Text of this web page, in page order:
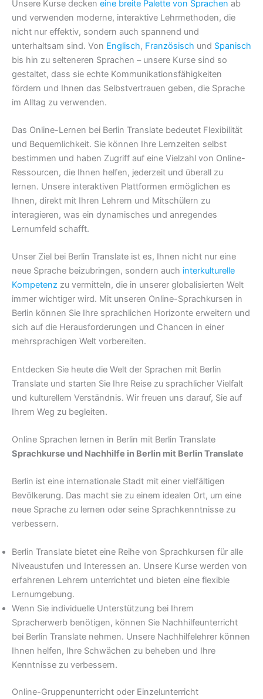
Unsere Kurse decken eine breite Palette von Sprachen ab
und verwenden moderne, interaktive Lehrmethoden, die
nicht nur effektiv, sondern auch spannend und
unterhaltsam sind. Von Englisch, Französisch und Spanisch
bis hin zu selteneren Sprachen – unsere Kurse sind so
gestaltet, dass sie echte Kommunikationsfähigkeiten
fördern und Ihnen das Selbstvertrauen geben, die Sprache
im Alltag zu verwenden.
Das Online-Lernen bei Berlin Translate bedeutet Flexibilität
und Bequemlichkeit. Sie können Ihre Lernzeiten selbst
bestimmen und haben Zugriff auf eine Vielzahl von Online-
Ressourcen, die Ihnen helfen, jederzeit und überall zu
lernen. Unsere interaktiven Plattformen ermöglichen es
Ihnen, direkt mit Ihren Lehrern und Mitschülern zu
interagieren, was ein dynamisches und anregendes
Lernumfeld schafft.
Unser Ziel bei Berlin Translate ist es, Ihnen nicht nur eine
neue Sprache beizubringen, sondern auch interkulturelle
Kompetenz zu vermitteln, die in unserer globalisierten Welt
immer wichtiger wird. Mit unseren Online-Sprachkursen in
Berlin können Sie Ihre sprachlichen Horizonte erweitern und
sich auf die Herausforderungen und Chancen in einer
mehrsprachigen Welt vorbereiten.
Entdecken Sie heute die Welt der Sprachen mit Berlin
Translate und starten Sie Ihre Reise zu sprachlicher Vielfalt
und kulturellem Verständnis. Wir freuen uns darauf, Sie auf
Ihrem Weg zu begleiten.
Online Sprachen lernen in Berlin mit Berlin Translate
Sprachkurse und Nachhilfe in Berlin mit Berlin Translate
Berlin ist eine internationale Stadt mit einer vielfältigen
Bevölkerung. Das macht sie zu einem idealen Ort, um eine
neue Sprache zu lernen oder seine Sprachkenntnisse zu
verbessern.
Berlin Translate bietet eine Reihe von Sprachkursen für alle
Niveaustufen und Interessen an. Unsere Kurse werden von
erfahrenen Lehrern unterrichtet und bieten eine flexible
Lernumgebung.
Wenn Sie individuelle Unterstützung bei Ihrem
Spracherwerb benötigen, können Sie Nachhilfeunterricht
bei Berlin Translate nehmen. Unsere Nachhilfelehrer können
Ihnen helfen, Ihre Schwächen zu beheben und Ihre
Kenntnisse zu verbessern.
Online-Gruppenunterricht oder Einzelunterricht